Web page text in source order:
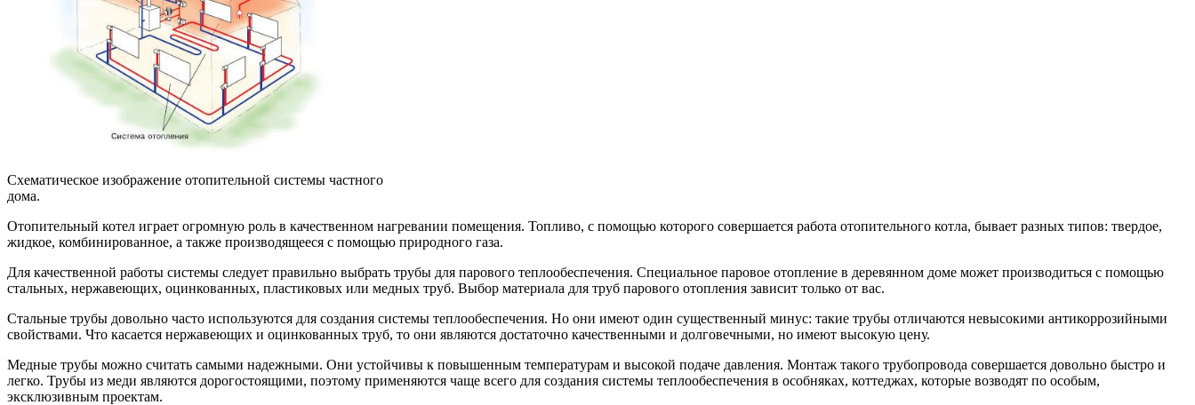
Схематическое изображение отопительной системы частного
дома.
Отопительный котел играет огромную роль в качественном нагревании помещения. Топливо, с помощью которого совершается работа отопительного котла, бывает разных типов: твердое,
жидкое, комбинированное, а также производящееся с помощью природного газа.
Для качественной работы системы следует правильно выбрать трубы для парового теплообеспечения. Специальное паровое отопление в деревянном доме может производиться с помощью
стальных, нержавеющих, оцинкованных, пластиковых или медных труб. Выбор материала для труб парового отопления зависит только от вас.
Стальные трубы довольно часто используются для создания системы теплообеспечения. Но они имеют один существенный минус: такие трубы отличаются невысокими антикоррозийными
свойствами. Что касается нержавеющих и оцинкованных труб, то они являются достаточно качественными и долговечными, но имеют высокую цену.
Медные трубы можно считать самыми надежными. Они устойчивы к повышенным температурам и высокой подаче давления. Монтаж такого трубопровода совершается довольно быстро и
легко. Трубы из меди являются дорогостоящими, поэтому применяются чаще всего для создания системы теплообеспечения в особняках, коттеджах, которые возводят по особым,
эксклюзивным проектам.